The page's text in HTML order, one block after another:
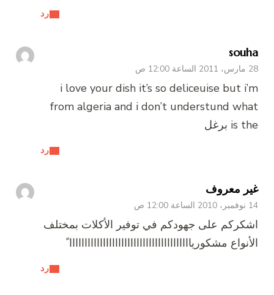
رد
souha
28 مارس، 2011 الساعة 12:00 ص
رد
i love your dish it’s so deliceuise but i’m
from algeria and i don’t understund what
is the برغل
غير معروف
14 نوفمبر، 2010 الساعة 12:00 ص
رد
اشكركم على جهودكم في توفير الأكلات بمختلف
الأنواع مشكورياااااااااااااااااااااااااااااااااااااااا ً